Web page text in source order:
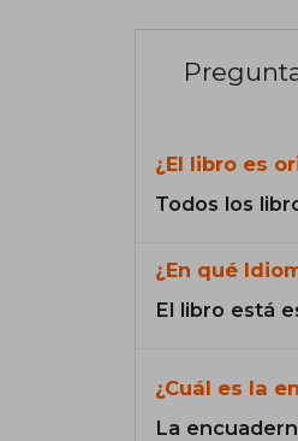
¿El libro es
Todos los
¿En qué
El libro está
¿Cuál es la
La